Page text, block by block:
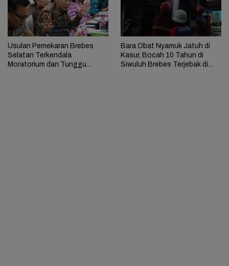
Usulan Pemekaran Brebes
Selatan Terkendala
Moratorium dan Tunggu
Bara Obat Nyamuk Jatuh di
Kasur, Bocah 10 Tahun di
Siwuluh Brebes Terjebak di